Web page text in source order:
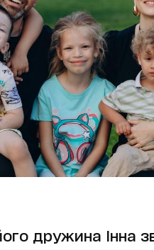
дружина Інна